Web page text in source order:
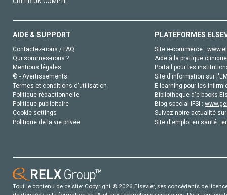
AIDE & SUPPORT
Contactez-nous / FAQ
Qui sommes-nous ?
Mentions légales
© - Avertissements
Termes et conditions d'utilisation
Politique rédactionnelle
Politique publicitaire
Cookie settings
Politique de la vie privée
PLATEFORMES
Site e-commerce :
Aide à la pratique
Portail pour les
Site d'information sur
E-learning pour les
Bibliothèque d'e-books
Blog special IFSI :
Suivez notre actualité
Site d'emploi en santé :
Tout le contenu de ce site: Copyright © 2026 Elsevier, ses concédants de